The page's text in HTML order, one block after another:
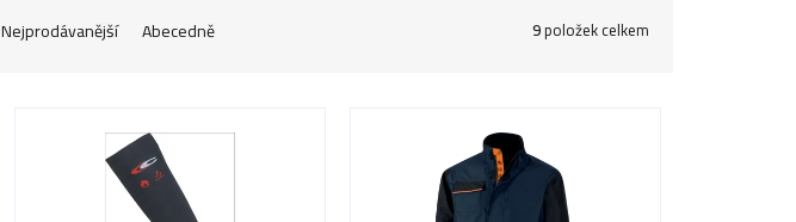
Nejprodávanější Abecedně 9položek celkem